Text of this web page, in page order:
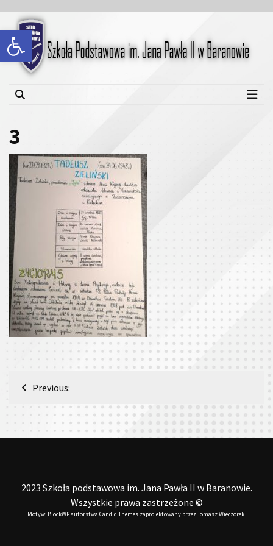
Open toolbar
content
content
Szkoła Podstawowa im.
Jana Pawła II w Baranowie
3
Nawigacja
wpisu
Previous:
2023 Szkoła podstawowa im. Jana Pawła II w Baranowie.
Wszystkie prawa zastrzeżone ©
Motyw: BlockWP autorstwa Candid Themes zaprojektowany przezTomasz Wieczorek.